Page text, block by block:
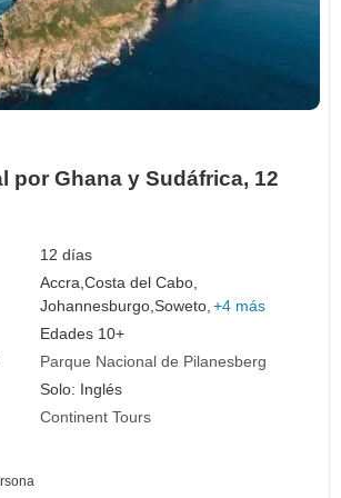
por Ghana y Sudáfrica, 12
12 días
Accra,Costa del Cabo,
Johannesburgo,Soweto, +4 más
Edades 10+
Parque Nacional de Pilanesberg
Solo: Inglés
Continent Tours